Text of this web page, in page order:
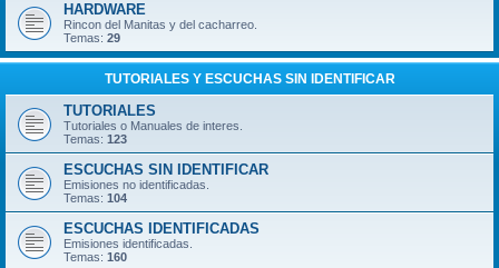
HARDWARE
Rincon del Manitas y del cacharreo.
Temas: 29
TUTORIALES Y ESCUCHAS SIN IDENTIFICAR
TUTORIALES
Tutoriales o Manuales de interes.
Temas: 123
ESCUCHAS SIN IDENTIFICAR
Emisiones no identificadas.
Temas: 104
ESCUCHAS IDENTIFICADAS
Emisiones identificadas.
Temas: 160